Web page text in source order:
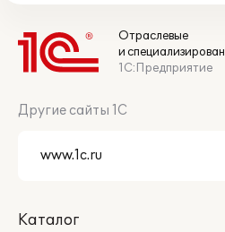
Отраслевые
и
1С:Предприятие
Другие сайты 1С
Каталог